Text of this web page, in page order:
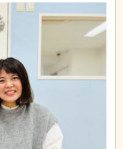
ます。
ており、スタッフ